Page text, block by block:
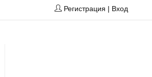
Регистрация | Вход